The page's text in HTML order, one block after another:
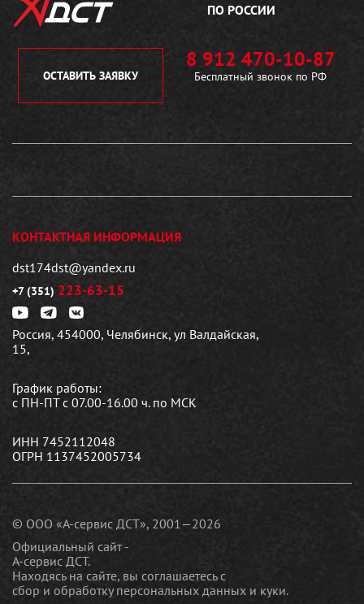
ПО РОССИИ
ОСТАВИТЬ ЗАЯВКУ
8 912 470-10-87
Бесплатный звонок по РФ
КОНТАКТНАЯ ИНФОРМАЦИЯ
dst174dst@yandex.ru
+7 (351) 223-63-15
Россия, 454000, Челябинск, ул Валдайская,
15,
График работы:
с ПН-ПТ с 07.00-16.00 ч. по МСК
ИНН 7452112048
ОГРН 1137452005734
© ООО «А-сервис ДСТ», 2001—2026
Официальный сайт -
А-сервис ДСТ.
Находясь на сайте, вы соглашаетесь c
сбор и обработку персональных данных и куки.